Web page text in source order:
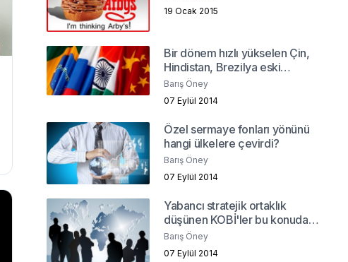
19 Ocak 2015
Bir dönem hızlı yükselen Çin,
Hindistan, Brezilya eski
cazibesini yitiriyor mu?
Barış Öney
07 Eylül 2014
Özel sermaye fonları yönünü
hangi ülkelere çevirdi?
Barış Öney
07 Eylül 2014
Yabancı stratejik ortaklık
düşünen KOBİ'ler bu konuda
nasıl yol alabilirler?
Barış Öney
07 Eylül 2014